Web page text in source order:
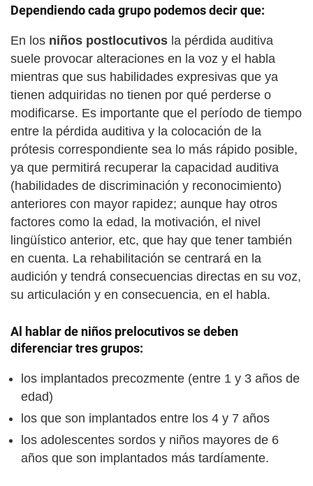
Dependiendo cada grupo podemos decir que:
En los niños postlocutivos la pérdida auditiva
suele provocar alteraciones en la voz y el habla
mientras que sus habilidades expresivas que ya
tienen adquiridas no tienen por qué perderse o
modificarse. Es importante que el período de tiempo
entre la pérdida auditiva y la colocación de la
prótesis correspondiente sea lo más rápido posible,
ya que permitirá recuperar la capacidad auditiva
(habilidades de discriminación y reconocimiento)
anteriores con mayor rapidez; aunque hay otros
factores como la edad, la motivación, el nivel
lingüístico anterior, etc, que hay que tener también
en cuenta. La rehabilitación se centrará en la
audición y tendrá consecuencias directas en su voz,
su articulación y en consecuencia, en el habla.
Al hablar de niños prelocutivosse deben
diferenciar tres grupos:
los implantados precozmente (entre 1 y 3 años de
edad)
los que son implantados entre los 4 y 7 años
los adolescentes sordos y niños mayores de 6
años que son implantados más tardíamente.